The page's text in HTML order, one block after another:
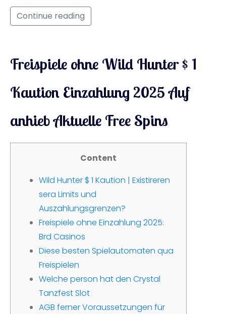
Continue reading
Freispiele ohne Wild Hunter $ 1
Kaution Einzahlung 2025 Auf
anhieb Aktuelle Free Spins
Content
Wild Hunter $ 1 Kaution | Existireren
sera Limits und
Auszahlungsgrenzen?
Freispiele ohne Einzahlung 2025:
Brd Casinos
Diese besten Spielautomaten qua
Freispielen
Welche person hat den Crystal
Tanzfest Slot
AGB ferner Voraussetzungen für